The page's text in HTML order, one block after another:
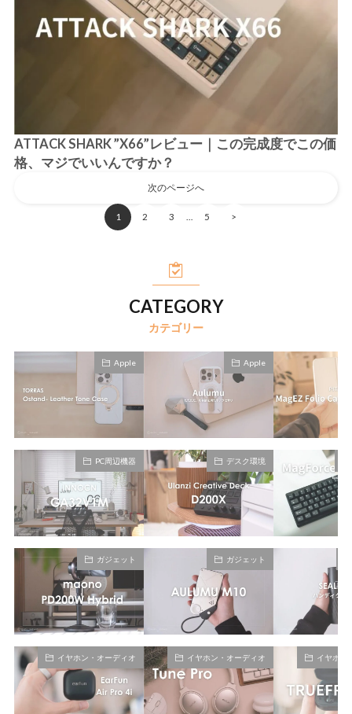
ATTACK SHARK ”X66”レビュー｜この完成度でこの価
格、マジでいいんですか？
次のページへ
1 2 3 5 >
CATEGORY
カテゴリー
Apple Apple
PC周辺機器 デスク環境
ガジェット ガジェット
イヤホン・オーディオ イヤホン・オーディオ イヤホン